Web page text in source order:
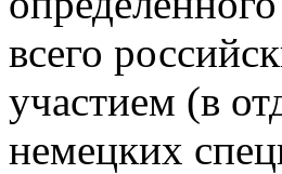
всего
участием (в
немецких